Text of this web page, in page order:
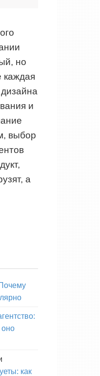
но
каждая
и
выбор
а
оно
как